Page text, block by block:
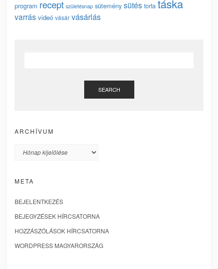
program recept születésnap sütemény sütés torta táska
varrás videó vásár vásárlás
SEARCH
ARCHÍVUM
Archívum
META
BEJELENTKEZÉS
BEJEGYZÉSEK HÍRCSATORNA
HOZZÁSZÓLÁSOK HÍRCSATORNA
WORDPRESS MAGYARORSZÁG